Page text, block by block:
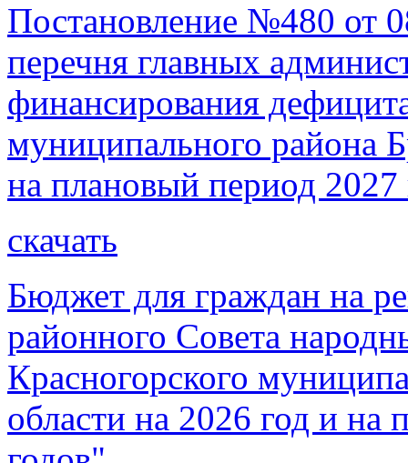
Постановление №480 от
перечня главных
финансирования
муниципального района
на плановый период 2027
скачать
Бюджет для граждан на
районного Совета
Красногорского
области на 2026 год и